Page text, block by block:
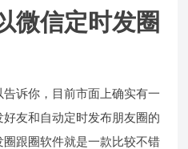
微信定时发圈
诉你，目前市面上确实有一
友和自动定时发布朋友圈的
跟圈软件就是一款比较不错